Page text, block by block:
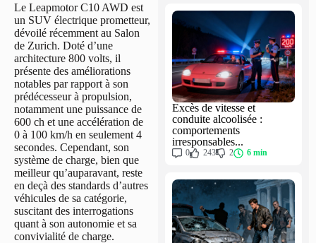
Le Leapmotor C10 AWD est
un SUV électrique prometteur,
dévoilé récemment au Salon
de Zurich. Doté d’une
architecture 800 volts, il
présente des améliorations
notables par rapport à son
prédécesseur à propulsion,
notamment une puissance de
600 ch et une accélération de
0 à 100 km/h en seulement 4
secondes. Cependant, son
système de charge, bien que
meilleur qu’auparavant, reste
en deçà des standards d’autres
véhicules de sa catégorie,
suscitant des interrogations
quant à son autonomie et sa
convivialité de charge.
Excès de vitesse et
conduite alcoolisée :
comportements
irresponsables...
0 243 2 6 min